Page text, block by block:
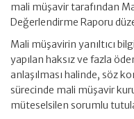
mali müşavir tarafından
Değerlendirme Raporu
Mali müşavirin yanıltıcı
yapılan haksız ve fazla
anlaşılması halinde, söz
sürecinde mali müşavir
müteselsilen sorumlu